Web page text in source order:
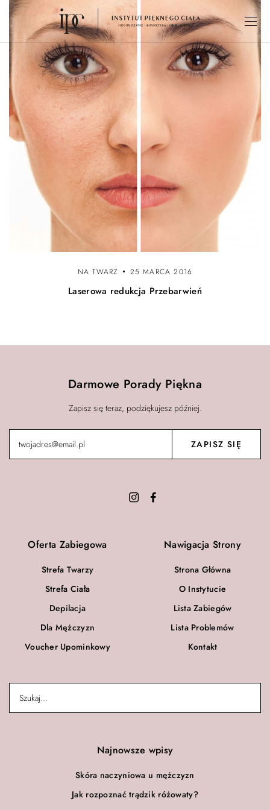
NA TWARZ 25 MARCA 2016
Laserowa redukcja Przebarwień
Najnowsze wpisy
Skóra naczyniowa u mężczyzn
Jak rozpoznać trądzik różowaty?
Oferta Zabiegowa
Strefa Twarzy
Strefa Ciała
Depilacja
Dla Mężczyzn
Voucher Upominkowy
Nawigacja Strony
Strona Główna
O Instytucie
Lista Zabiegów
Lista Problemów
Kontakt
Darmowe Porady Piękna
Zapisz się teraz, podziękujesz później.